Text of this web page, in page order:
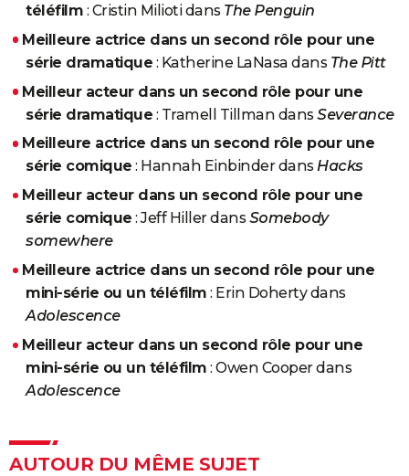
téléfilm : Cristin Milioti dans The Penguin
Meilleure actrice dans un second rôle pour une
série dramatique : Katherine LaNasa dans The Pitt
Meilleur acteur dans un second rôle pour une
série dramatique : Tramell Tillman dansSeverance
Meilleure actrice dans un second rôle pour une
série comique : Hannah Einbinder dansHacks
Meilleur acteur dans un second rôle pour une
série comique : Jeff Hiller dansSomebody
somewhere
Meilleure actrice dans un second rôle pour une
mini-série ou un téléfilm : Erin Doherty dans
Adolescence
Meilleur acteur dans un second rôle pour une
mini-série ou un téléfilm : Owen Cooper dans
Adolescence
AUTOUR DU MÊME SUJET